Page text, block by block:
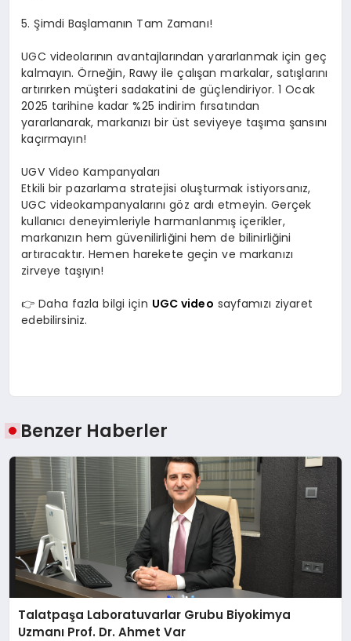
5. Şimdi Başlamanın Tam Zamanı!
UGC videolarının avantajlarından yararlanmak için geç
kalmayın. Örneğin, Rawy ile çalışan markalar, satışlarını
artırırken müşteri sadakatini de güçlendiriyor. 1 Ocak
2025 tarihine kadar %25 indirim fırsatından
yararlanarak, markanızı bir üst seviyeye taşıma şansını
kaçırmayın!
UGV Video Kampanyaları
Etkili bir pazarlama stratejisi oluşturmak istiyorsanız,
UGC videokampanyalarını göz ardı etmeyin. Gerçek
kullanıcı deneyimleriyle harmanlanmış içerikler,
markanızın hem güvenilirliğini hem de bilinirliğini
artıracaktır. Hemen harekete geçin ve markanızı
zirveye taşıyın!
👉 Daha fazla bilgi için UGC video sayfamızı ziyaret
edebilirsiniz.
Benzer Haberler
Talatpaşa Laboratuvarlar Grubu Biyokimya
Uzmanı Prof. Dr. Ahmet Var